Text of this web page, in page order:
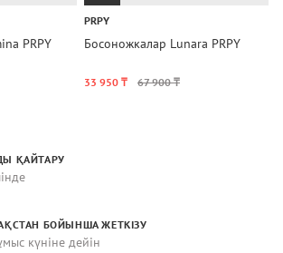
PRPY
PRPY
Босоножкалар Lunara PRPY
33 950 ₸ 67 900 ₸
ҚАЙТАРУ
БОЙЫНША ЖЕТКІЗУ
күніне дейін